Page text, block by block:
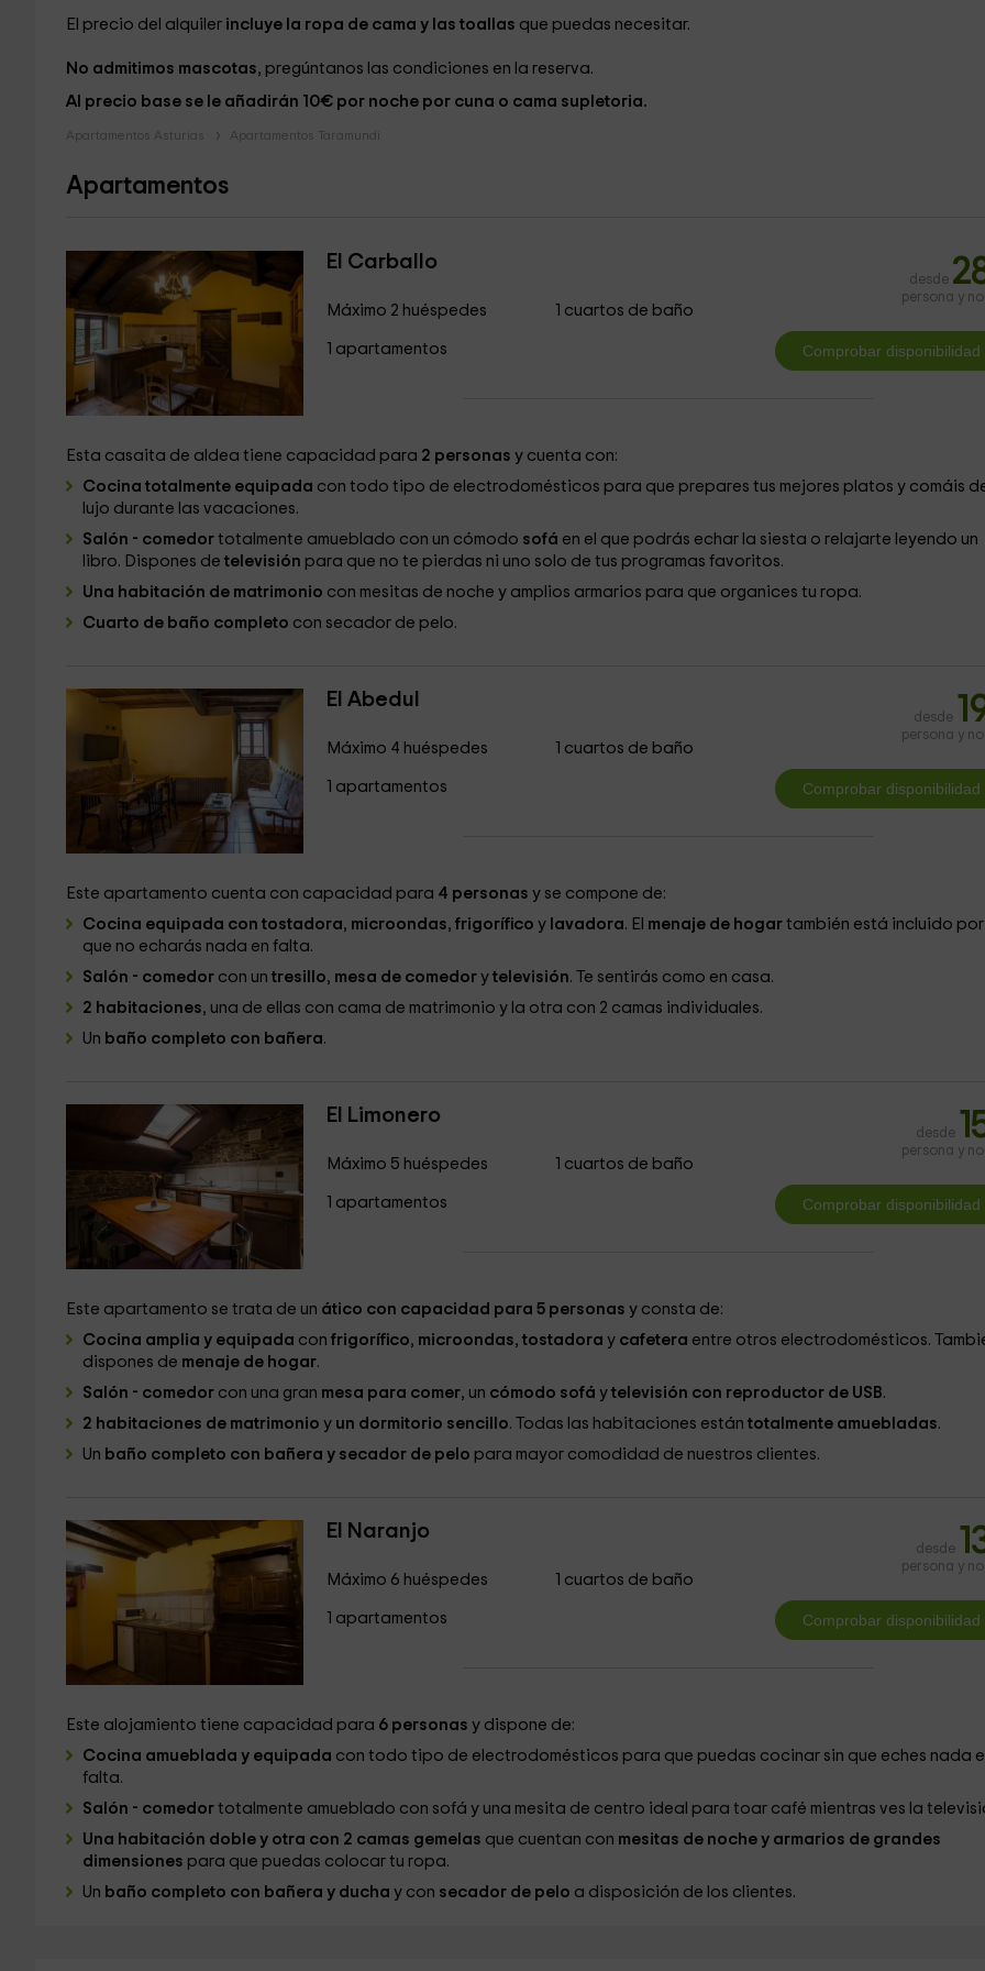
El precio del alquiler incluye la ropa de cama y las toallas que puedas necesitar.
No admitimos mascotas, pregúntanos las condiciones en la reserva.
Al precio base se le añadirán 10€ por noche por cuna o cama supletoria.
Apartamentos Asturias Apartamentos Taramundi
Apartamentos
El Carballo
Máximo 2 huéspedes
1 apartamentos
1 cuartos de baño
desde
persona y
Esta casaita de aldea tiene capacidad para 2 personas y cuenta con:
Cocina totalmente equipada con todo tipo de electrodomésticos para que prepares tus mejores platos y comáis
lujo durante las vacaciones.
Salón - comedor totalmente amueblado con un cómodo sofá en el que podrás echar la siesta o relajarte leyendo un
libro. Dispones de televisión para que no te pierdas ni uno solo de tus programas favoritos.
Una habitación de matrimonio con mesitas de noche y amplios armarios para que organices tu ropa.
Cuarto de baño completo con secador de pelo.
El Abedul
Máximo 4 huéspedes
1 apartamentos
1 cuartos de baño
desde
persona y
Este apartamento cuenta con capacidad para 4 personas y se compone de:
Cocina equipada con tostadora, microondas, frigorífico y lavadora. El menaje de hogartambién está incluido por
que no echarás nada en falta.
Salón - comedor con un tresillo, mesa de comedory televisión. Te sentirás como en casa.
2 habitaciones, una de ellas con cama de matrimonio y la otra con 2 camas individuales.
Un baño completo con bañera.
El Limonero
Máximo 5 huéspedes
1 apartamentos
1 cuartos de baño
desde
persona y
Este apartamento se trata de un ático con capacidad para 5 personas y consta de:
Cocina amplia y equipada con frigorífico, microondas, tostadora y cafetera entre otros electrodomésticos.
dispones de menaje de hogar.
Salón - comedorcon una gran mesa para comer, un cómodo sofá y televisión con reproductor de USB.
2 habitaciones de matrimonio y un dormitorio sencillo. Todas las habitaciones están totalmente amuebladas.
Un baño completo con bañera y secador de pelo para mayor comodidad de nuestros clientes.
El Naranjo
Máximo 6 huéspedes
1 apartamentos
1 cuartos de baño
desde
persona y
Este alojamiento tiene capacidad para 6 personas y dispone de:
Cocina amueblada y equipada con todo tipo de electrodomésticos para que puedas cocinar sin que eches nada
falta.
Salón - comedor totalmente amueblado con sofá y una mesita de centro ideal para toar café mientras ves la
Una habitación doble y otra con 2 camas gemelas que cuentan con mesitas de noche y armarios de grandes
dimensiones para que puedas colocar tu ropa.
Un baño completo con bañera y ducha y con secador de pelo a disposición de los clientes.